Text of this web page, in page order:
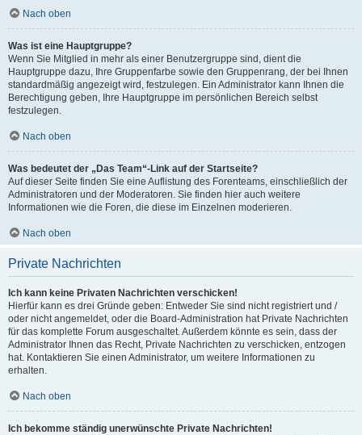
Nach oben
Was ist eine Hauptgruppe?
Wenn Sie Mitglied in mehr als einer Benutzergruppe sind, dient die
Hauptgruppe dazu, Ihre Gruppenfarbe sowie den Gruppenrang, der bei Ihnen
standardmäßig angezeigt wird, festzulegen. Ein Administrator kann Ihnen die
Berechtigung geben, Ihre Hauptgruppe im persönlichen Bereich selbst
festzulegen.
Nach oben
Was bedeutet der „Das Team“-Link auf der Startseite?
Auf dieser Seite finden Sie eine Auflistung des Forenteams, einschließlich der
Administratoren und der Moderatoren. Sie finden hier auch weitere
Informationen wie die Foren, die diese im Einzelnen moderieren.
Nach oben
Private Nachrichten
Ich kann keine Privaten Nachrichten verschicken!
Hierfür kann es drei Gründe geben: Entweder Sie sind nicht registriert und /
oder nicht angemeldet, oder die Board-Administration hat Private Nachrichten
für das komplette Forum ausgeschaltet. Außerdem könnte es sein, dass der
Administrator Ihnen das Recht, Private Nachrichten zu verschicken, entzogen
hat. Kontaktieren Sie einen Administrator, um weitere Informationen zu
erhalten.
Nach oben
Ich bekomme ständig unerwünschte Private Nachrichten!